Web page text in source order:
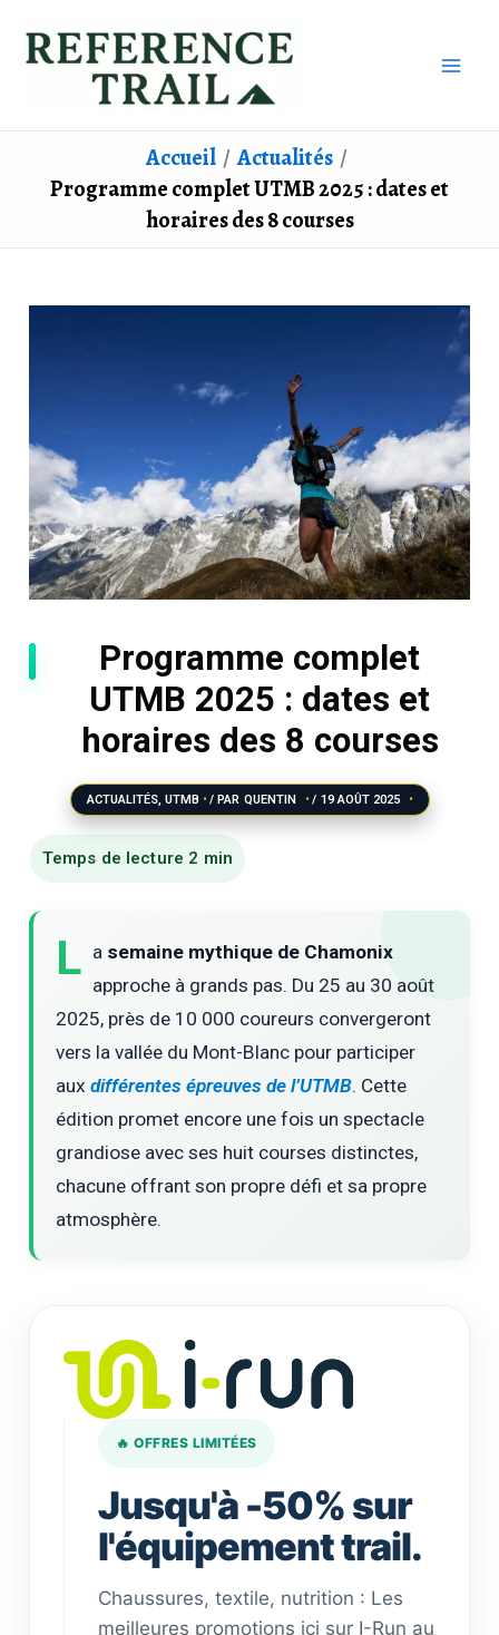
Accueil
Actualités
Programme complet UTMB 2025 : dates et
horaires des 8 courses
Programme complet
UTMB 2025 : dates et
horaires des 8 courses
ACTUALITÉS, UTMB / PAR QUENTIN / 19 AOÛT 2025
L a semaine mythique de Chamonix
approche à grands pas. Du 25 au 30 août
2025, près de 10 000 coureurs convergeront
vers la vallée du Mont-Blanc pour participer
auxdifférentes épreuves de l’UTMB. Cette
édition promet encore une fois un spectacle
grandiose avec ses huit courses distinctes,
chacune offrant son propre défi et sa propre
atmosphère.
🔥 OFFRES LIMITÉES
Jusqu'à -50% sur
l'équipement trail.
Chaussures, textile, nutrition : Les
meilleures promotions ici sur I-Run au